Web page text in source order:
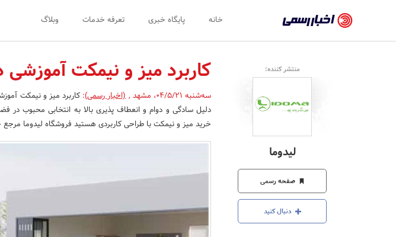
رسمی
-
اخبار
تایید
شرکت‌ها،
سازمان‌ها
و
روابط
عمومی‌ها
خانه پایگاه خبری تعرفه خدمات وبلاگ
منتشر کننده:
لیدوما
صفحه رسمی
دنبال کنید
کاربرد میز و نیمکت
سه‌شنبه 04/5/21 ، مشهد ,(اخبار رسمی): کاربرد میز و نیمکت
دلیل سادگی و دوام و انعطاف پذیری بالا به انتخابی محبوب
خرید میز و نیمکت با طراحی کاربردی هستید فروشگاه لیدوما